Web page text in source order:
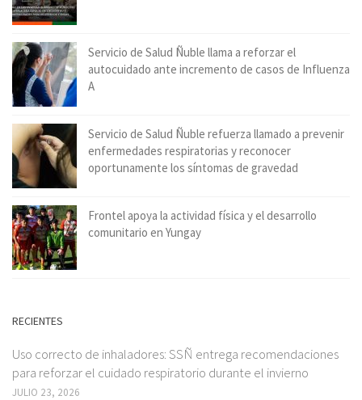
Servicio de Salud Ñuble llama a reforzar el
autocuidado ante incremento de casos de Influenza
A
Servicio de Salud Ñuble refuerza llamado a prevenir
enfermedades respiratorias y reconocer
oportunamente los síntomas de gravedad
Frontel apoya la actividad física y el desarrollo
comunitario en Yungay
RECIENTES
Uso correcto de inhaladores: SSÑ entrega recomendaciones
para reforzar el cuidado respiratorio durante el invierno
JULIO 23, 2026